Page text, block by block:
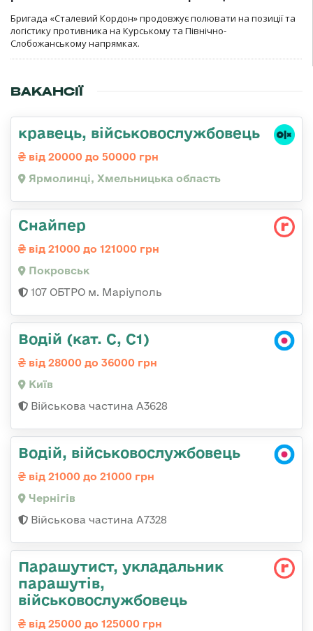
Бригада «Сталевий Кордон» продовжує полювати на позиції та
логістику противника на Курському та Північно-
Слобожанському напрямках.
ВАКАНСІЇ
кравець, військовослужбовець
від 20000 до 50000 грн
Ярмолинці, Хмельницька область
Снайпер
від 21000 до 121000 грн
Покровськ
107 ОБТРО м. Маріуполь
Водій (кат. С, С1)
від 28000 до 36000 грн
Київ
Військова частина А3628
Водій, військовослужбовець
від 21000 до 21000 грн
Чернігів
Військова частина А7328
Парашутист, укладальник
парашутів,
військовослужбовець
від 25000 до 125000 грн